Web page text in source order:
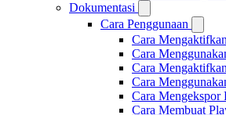
Dokumentasi
Cara Penggunaan
Cara
Cara
Cara
Cara
Cara
Cara Membuat